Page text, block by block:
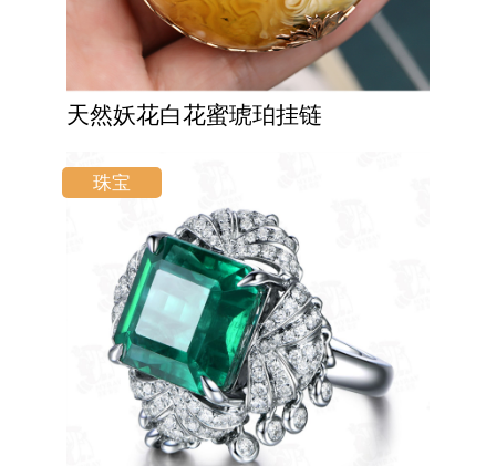
天然妖花白花蜜琥珀挂链
珠宝